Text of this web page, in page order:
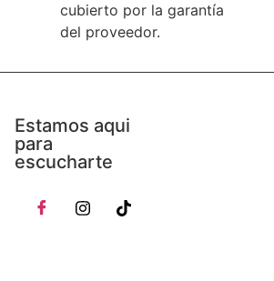
cubierto por la garantía
del proveedor.
Estamos aqui
para
escucharte